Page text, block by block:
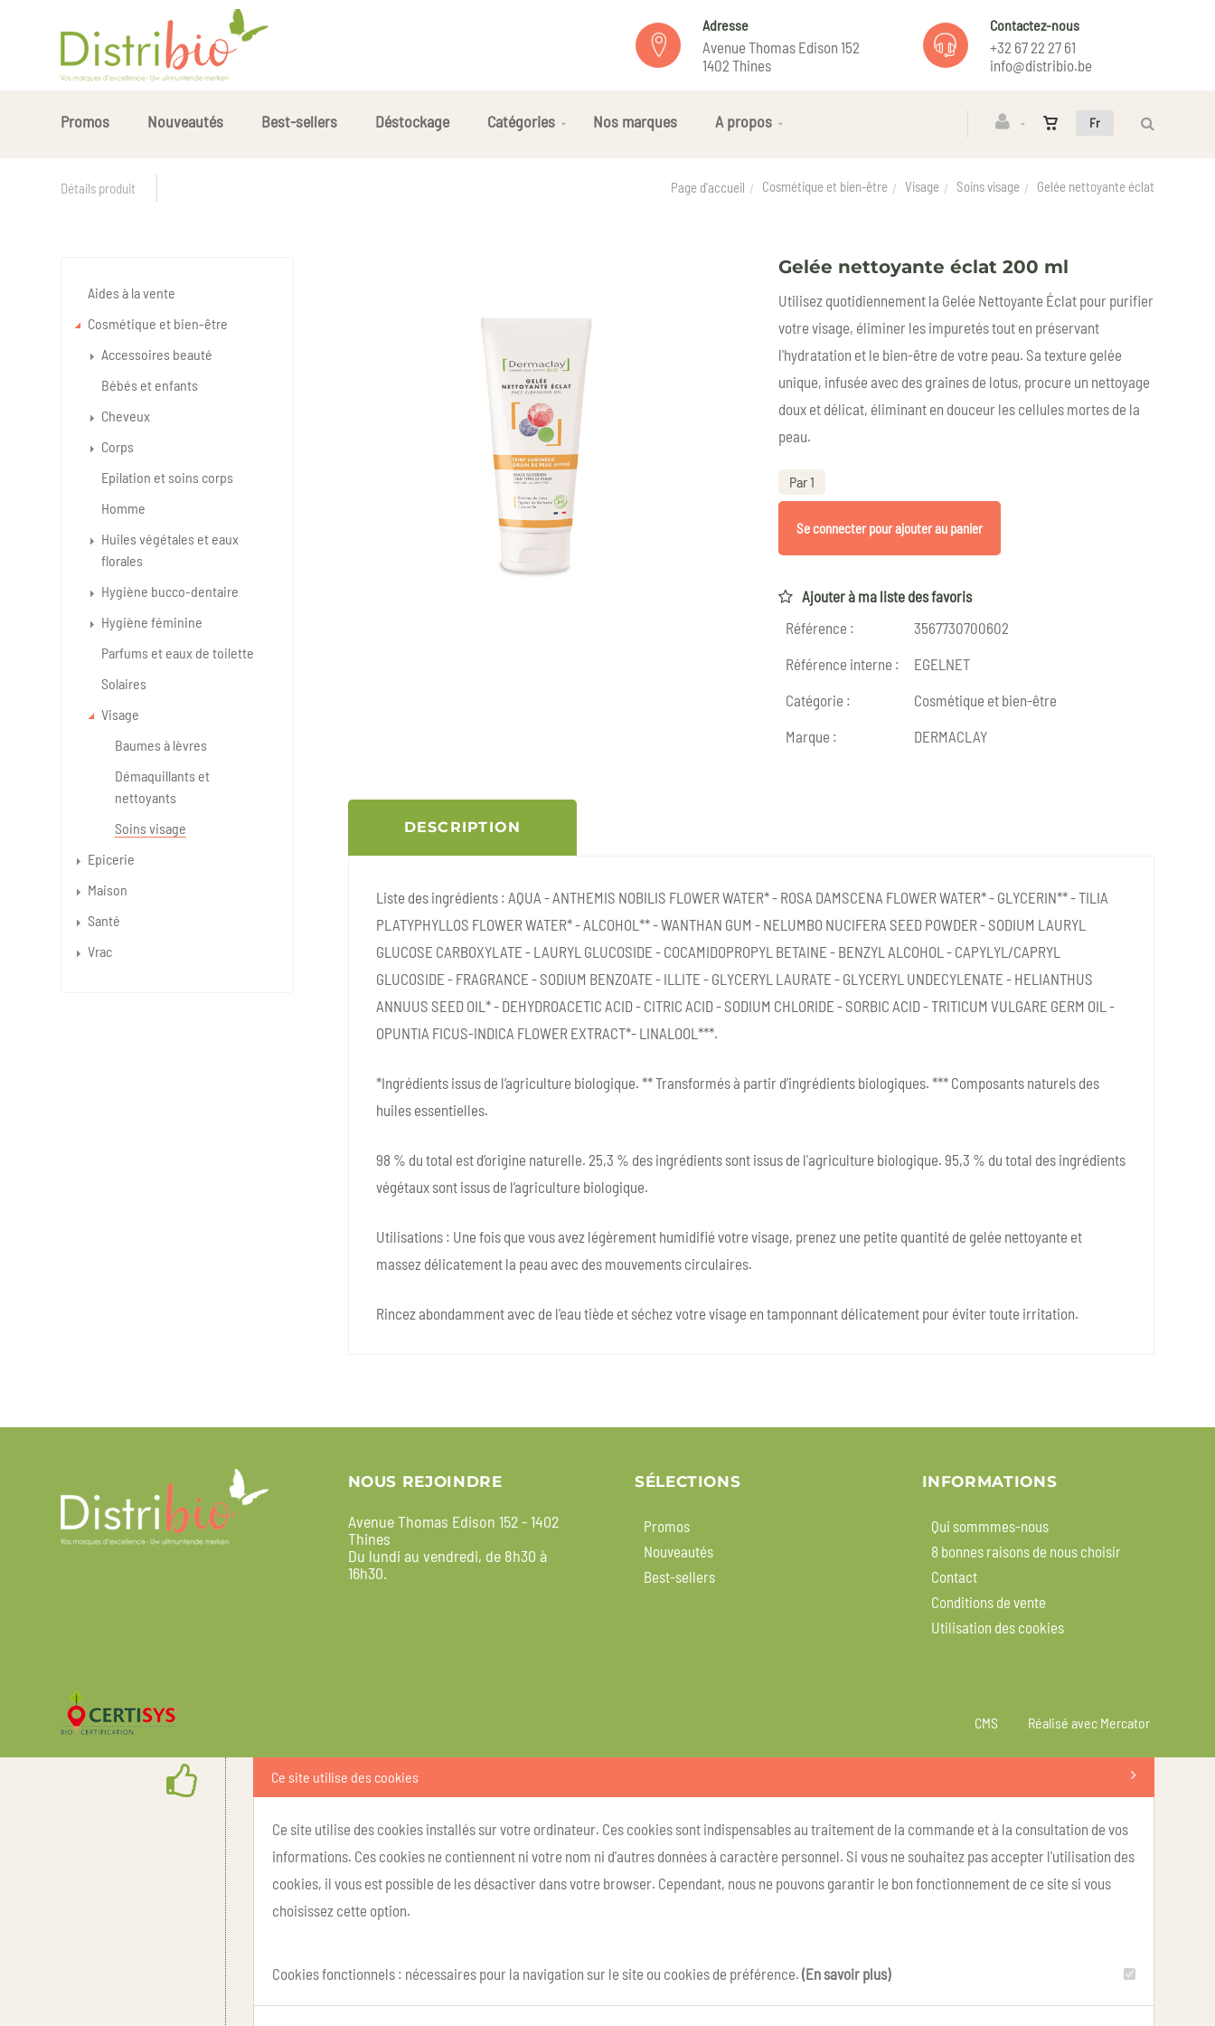
Adresse
Avenue Thomas Edison 152
1402 Thines
Contactez-nous
+32 67 22 27 61
info@distribio.be
Fr
Promos Nouveautés Best-sellers Déstockage Catégories Nos marques A propos
Détails produit Page d'accueil Cosmétique et bien-être Visage Soins visage Gelée nettoyante éclat
Gelée nettoyante éclat 200 ml
Utilisez quotidiennement la Gelée Nettoyante Éclat pour purifier
votre visage, éliminer les impuretés tout en préservant
l'hydratation et le bien-être de votre peau. Sa texture gelée
unique, infusée avec des graines de lotus, procure un nettoyage
doux et délicat, éliminant en douceur les cellules mortes de la
peau.
Par 1
Se connecter pour ajouter au panier
Ajouter à ma liste des favoris
Référence :
3567730700602
Référence interne :
EGELNET
Catégorie :
Cosmétique et bien-être
Marque :
DERMACLAY
DESCRIPTION
Liste des ingrédients : AQUA - ANTHEMIS NOBILIS FLOWER WATER* - ROSA DAMSCENA FLOWER WATER* - GLYCERIN** - TILIA
PLATYPHYLLOS FLOWER WATER* - ALCOHOL** - WANTHAN GUM - NELUMBO NUCIFERA SEED POWDER - SODIUM LAURYL
GLUCOSE CARBOXYLATE - LAURYL GLUCOSIDE - COCAMIDOPROPYL BETAINE - BENZYL ALCOHOL - CAPYLYL/CAPRYL
GLUCOSIDE - FRAGRANCE - SODIUM BENZOATE - ILLITE - GLYCERYL LAURATE - GLYCERYL UNDECYLENATE - HELIANTHUS
ANNUUS SEED OIL* - DEHYDROACETIC ACID - CITRIC ACID - SODIUM CHLORIDE - SORBIC ACID - TRITICUM VULGARE GERM OIL -
OPUNTIA FICUS-INDICA FLOWER EXTRACT*- LINALOOL***.
*Ingrédients issus de l’agriculture biologique. ** Transformés à partir d’ingrédients biologiques. *** Composants naturels des
huiles essentielles.
98 % du total est d’origine naturelle. 25,3 % des ingrédients sont issus de l'agriculture biologique. 95,3 % du total des ingrédients
végétaux sont issus de l’agriculture biologique.
Utilisations : Une fois que vous avez légèrement humidifié votre visage, prenez une petite quantité de gelée nettoyante et
massez délicatement la peau avec des mouvements circulaires.
Rincez abondamment avec de l'eau tiède et séchez votre visage en tamponnant délicatement pour éviter toute irritation.
Aides à la vente
Cosmétique et bien-être
Accessoires beauté
Bébés et enfants
Cheveux
Corps
Epilation et soins corps
Homme
Huiles végétales et eaux
florales
Hygiène bucco-dentaire
Hygiène féminine
Parfums et eaux de toilette
Solaires
Visage
Baumes à lèvres
Démaquillants et
nettoyants
Soins visage
Epicerie
Maison
Santé
Vrac
NOUS REJOINDRE
Avenue Thomas Edison 152 - 1402
Thines
Du lundi au vendredi, de 8h30 à
16h30.
SÉLECTIONS
Promos
Nouveautés
Best-sellers
INFORMATIONS
Qui sommmes-nous
8 bonnes raisons de nous choisir
Contact
Conditions de vente
Utilisation des cookies
CMS Réalisé avec Mercator
Ce site utilise des cookies
Ce site utilise des cookies installés sur votre ordinateur. Ces cookies sont indispensables au traitement de la commande et à la consultation de vos
informations. Ces cookies ne contiennent ni votre nom ni d'autres données à caractère personnel. Si vous ne souhaitez pas accepter l'utilisation des
cookies, il vous est possible de les désactiver dans votre browser. Cependant, nous ne pouvons garantir le bon fonctionnement de ce site si vous
choisissez cette option.
Cookies fonctionnels : nécessaires pour la navigation sur le site ou cookies de préférence. (En savoir plus)